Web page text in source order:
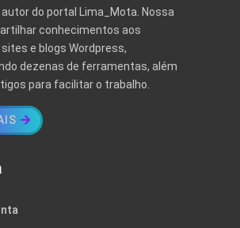
do portal Lima_Mota. Nossa
conhecimentos aos
e blogs Wordpress,
dezenas de ferramentas, além
para facilitar o trabalho.